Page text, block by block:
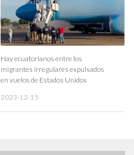
Hay ecuatorianos entre los
migrantes irregulares expulsados
en vuelos de Estados Unidos
2023-12-15